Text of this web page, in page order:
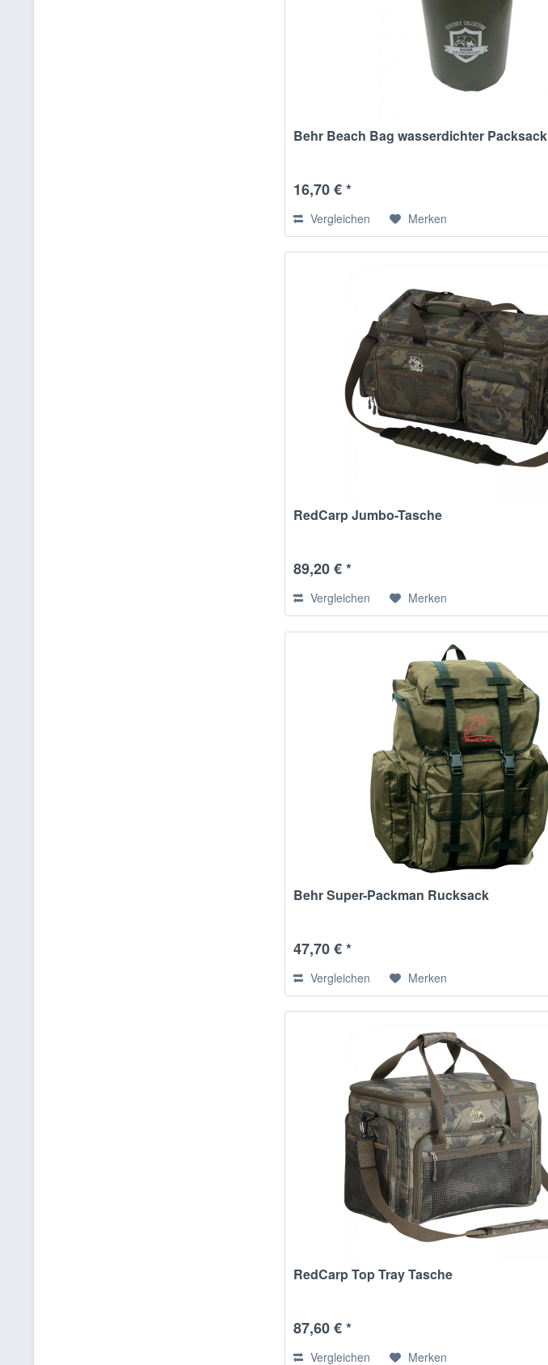
Behr Beach Bag wasserdichter Packsack
16,70 € *
Vergleichen Merken
RedCarp Jumbo-Tasche
89,20 € *
Vergleichen Merken
Behr Super-Packman Rucksack
47,70 € *
Vergleichen Merken
RedCarp Top Tray Tasche
87,60 € *
Vergleichen Merken